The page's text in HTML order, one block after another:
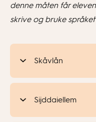
denne måten får
skrive og bruke
Skåvlån
Sijddaiellem